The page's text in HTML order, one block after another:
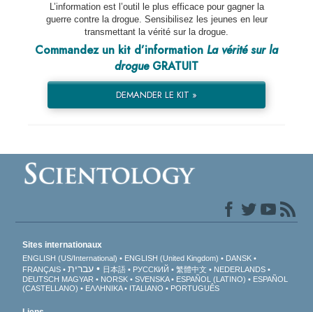
L’information est l’outil le plus efficace pour gagner la
guerre contre la drogue. Sensibilisez les jeunes en leur
transmettant la vérité sur la drogue.
Commandez un kit d’information La vérité sur la
drogueGRATUIT
DEMANDER LE KIT »
Sites internationaux
ENGLISH (US/International) ENGLISH (United Kingdom)
DANSK
FRANÇAIS
עברית 日本語 РУССКИЙ 繁體中文
NEDERLANDS
DEUTSCH MAGYAR NORSK SVENSKA ESPAÑOL (LATINO)
ESPAÑOL
(CASTELLANO)
ΕΛΛΗΝΙΚA ITALIANO PORTUGUÊS